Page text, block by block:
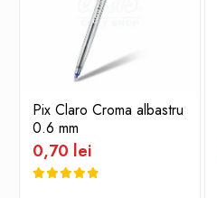
Pix Claro Croma albastru
0.6 mm
0,70 lei